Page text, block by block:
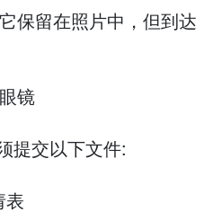
保留在照片中，但到达
镜
提交以下文件:
表